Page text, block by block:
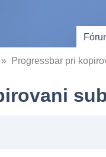
Progressbar pri